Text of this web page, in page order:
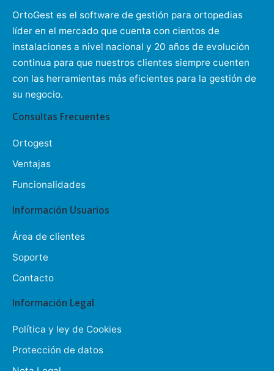
OrtoGest es el software de gestión para ortopedias
líder en el mercado que cuenta con cientos de
instalaciones a nivel nacional y 20 años de evolución
continua para que nuestros clientes siempre cuenten
con las herramientas más eficientes para la gestión de
su negocio.
Consultas Frecuentes
Ortogest
Ventajas
Funcionalidades
Información Usuarios
Área de clientes
Soporte
Contacto
Información Legal
Política y ley de Cookies
Protección de datos